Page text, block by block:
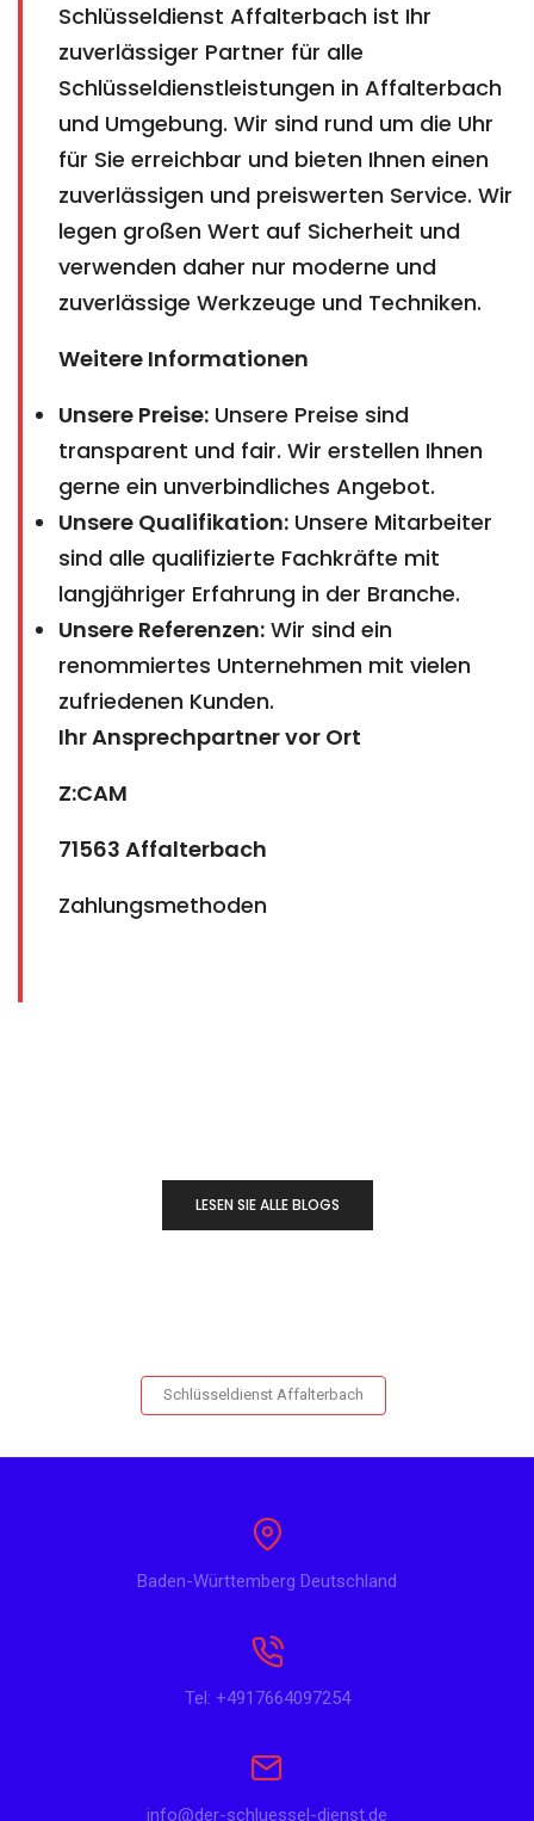
Schlüsseldienst Affalterbach ist Ihr
zuverlässiger Partner für alle
Schlüsseldienstleistungen in Affalterbach
und Umgebung. Wir sind rund um die Uhr
für Sie erreichbar und bieten Ihnen einen
zuverlässigen und preiswerten Service. Wir
legen großen Wert auf Sicherheit und
verwenden daher nur moderne und
zuverlässige Werkzeuge und Techniken.
Weitere Informationen
Unsere Preise: Unsere Preise sind
transparent und fair. Wir erstellen Ihnen
gerne ein unverbindliches Angebot.
Unsere Qualifikation: Unsere Mitarbeiter
sind alle qualifizierte Fachkräfte mit
langjähriger Erfahrung in der Branche.
Unsere Referenzen: Wir sind ein
renommiertes Unternehmen mit vielen
zufriedenen Kunden.
Ihr Ansprechpartner vor Ort
Z:CAM
71563 Affalterbach
Zahlungsmethoden
LESEN SIE ALLE BLOGS
Schlüsseldienst Affalterbach
Baden-Württemberg Deutschland
Tel: +4917664097254
info@der-schluessel-dienst.de